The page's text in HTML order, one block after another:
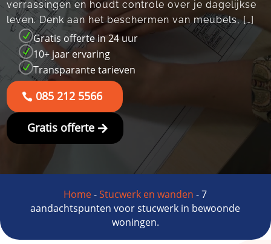
verrassingen en houdt controle over je dagelijkse
leven.​ Denk aan het beschermen van meubels, […]
N Gratis offerte in 24 uur
N 10+ jaar ervaring
N Transparante tarieven
085 212 5566
Gratis offerte
Home-Stucwerk en wanden -7
aandachtspunten voor stucwerk in bewoonde
woningen.